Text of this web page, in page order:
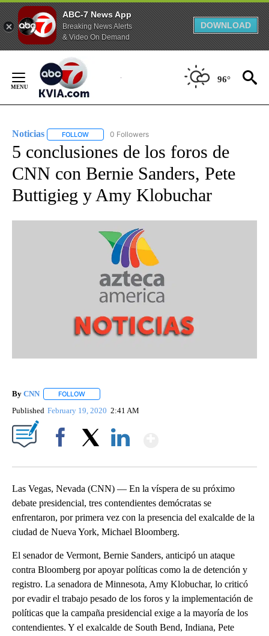
ABC-7 News App
Breaking News Alerts
& Video On Demand
DOWNLOAD
Content
96°
Noticias FOLLOW FOLLOW "NOTICIAS" TO RECEIVE NOTIFICATIONS
0 Followers
5 conclusiones de los foros de
CNN con Bernie Sanders, Pete
Buttigieg y Amy Klobuchar
By CNN FOLLOW
Published February 19, 2020 2:41 AM
Las Vegas, Nevada (CNN) — En la víspera de su próximo
debate presidencial, tres contendientes demócratas se
enfrentaron, por primera vez con la presencia del exalcalde de la
ciudad de Nueva York, Michael Bloomberg.
El senador de Vermont, Bernie Sanders, anticipó un ataque
contra Bloomberg por apoyar políticas como la de detención y
registro. La senadora de Minnesota, Amy Klobuchar, lo criticó
por evadir el trabajo pesado de los foros y la implementación de
políticas que la campaña presidencial exige a la mayoría de los
contendientes. Y el exalcalde de South Bend, Indiana, Pete